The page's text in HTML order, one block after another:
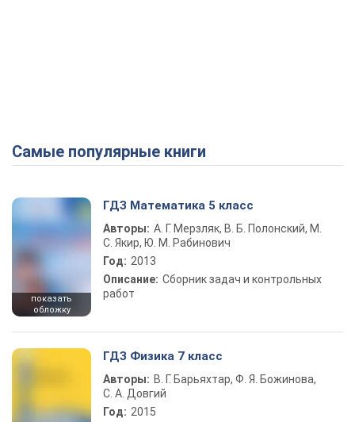
Самые популярные книги
показать
обложку
ГДЗ Математика 5 класс
Авторы: А. Г. Мерзляк, В. Б. Полонский, М.
С. Якир, Ю. М. Рабинович
Год: 2013
Описание: Сборник задач и контрольных
работ
ГДЗ Физика 7 класс
Авторы: В. Г. Барьяхтар, Ф. Я. Божинова,
С. А. Довгий
Год: 2015